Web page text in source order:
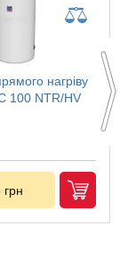
нагріву
100 NTR/HV
грн